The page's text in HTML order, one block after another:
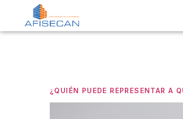
¿QUIÉN PUEDE REPRESENTAR A